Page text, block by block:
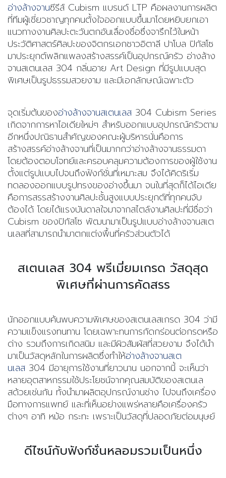
อ่างล้างจานซีรีส์ Cubism แบรนด์ LTP คือผลงานการผลิต
ที่ทีมผู้เชี่ยวชาญทุกคนตั้งใจออกแบบขึ้นมาโดยหยิบยกเอา
แนวทางงานศิลปะตะวันตกอันเลื่องชื่อซึ่งจารึกไว้ในหน้า
ประวัติศาสตร์ศิลปะของจิตกรเอกชาวอิตาลี ปาโบล ปิกัสโซ
มาประยุกต์พลิกแพลงสร้างสรรค์เป็นอุปกรณ์ครัว อ่างล้าง
จานสเตนเลส 304 กลิ่นอาย Art Design ที่มีรูปแบบสุด
พิเศษเป็นรูปธรรมสวยงาม และมีเอกลักษณ์เฉพาะตัว
จุดเริ่มต้นของอ่างล้างจานสเตนเลส 304 Cubism Series
เกิดจากการหาไอเดียใหม่ๆ สำหรับออกแบบอุปกรณ์ครัวตาม
อีกหนึ่งปณิธานสำคัญของคณะผู้บริหารนั่นคือการ
สร้างสรรค์อ่างล้างจานที่เป็นมากกว่าอ่างล้างจานธรรมดา
โดยต้องตอบโจทย์และครอบคลุมความต้องการของผู้ใช้งาน
ตั้งแต่รูปแบบไปจนถึงฟังก์ชั่นที่เหมาะสม จึงได้คิดริเริ่ม
ทดลองออกแบบรูปทรงของอ่างขึ้นมา จนในที่สุดก็ได้ไอเดีย
คือการสรรสร้างงานศิลปะชั้นสูงแบบประยุกต์ที่ทุกคนจับ
ต้องได้ โดยได้แรงบันดาลใจมาจากสไตล์งานศิลปะที่มีชื่อว่า
Cubism ของปิกัสโซ พัฒนามาเป็นรูปแบบอ่างล้างจานสเต
นเลสที่สามารถนำมาตกแต่งพื้นที่ครัวส่วนตัวได้
สเตนเลส 304 พรีเมี่ยมเกรด วัสดุสุด
พิเศษที่ผ่านการคัดสรร
นักออกแบบค้นพบความพิเศษของสเตนเลสเกรด 304 ว่ามี
ความแข็งแรงทนทาน โดยเฉพาะทนการกัดกร่อนต่อกรดหรือ
ด่าง รวมถึงการเกิดสนิม และมีผิวสัมผัสที่สวยงาม จึงได้นำ
มาเป็นวัสดุหลักในการผลิตซึ่งทำให้อ่างล้างจานสเต
นเลส 304 มีอายุการใช้งานที่ยาวนาน นอกจากนี้ จะเห็นว่า
หลายอุตสาหกรรมใช้ประโยชน์จากคุณสมบัติของสเตนเล
สด้วยเช่นกัน ทั้งนำมาผลิตอุปกรณ์งานช่าง ไปจนถึงเครื่อง
มือทางการแพทย์ และที่เห็นอย่างแพร่หลายคือเครื่องครัว
ต่างๆ อาทิ หม้อ กระทะ เพราะเป็นวัสดุที่ปลอดภัยต่อมนุษย์
ดีไซน์กับฟังก์ชั่นหลอมรวมเป็นหนึ่ง